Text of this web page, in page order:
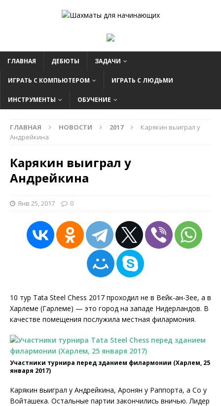
ГЛАВНАЯ ДЕБЮТЫ ЗАДАЧИ
ИГРАТЬ С КОМПЬЮТЕРОМ ИГРАТЬ С ЛЮДЬМИ
ИНСТРУМЕНТЫ ОБУЧЕНИЕ
ГЛАВНАЯ НОВОСТИ 2017
Карякин выиграл у
Андрейкина
Карякин выиграл у
Андрейкина
Янв 25, 2017 0
10 тур Tata Steel Chess 2017 проходил не в Вейк-ан-Зее, а в
Харлеме (Гарлеме) — это город на западе Нидерландов. В
качестве помещения послужила местная филармония.
Участники турнира перед зданием филармонии (Харлем, 25
января 2017)
Карякин выиграл у Андрейкина, Аронян у Раппорта, а Со у
Войташека. Остальные партии закончились вничью. Лидер